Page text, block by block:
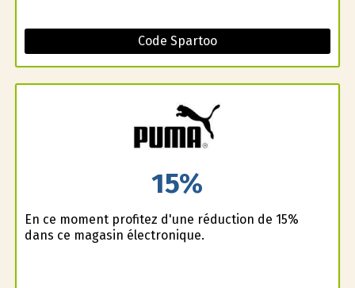
Code Spartoo
15%
En ce moment profitez d'une réduction de 15%
dans ce magasin électronique.